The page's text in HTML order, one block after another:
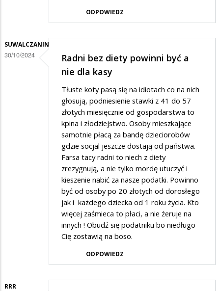
ODPOWIEDZ
SUWALCZANIN
30/10/2024
Radni bez diety powinni być a
nie dla kasy
Tłuste koty pasą się na idiotach co na nich
głosują, podniesienie stawki z 41 do 57
złotych miesięcznie od gospodarstwa to
kpina i złodziejstwo. Osoby mieszkające
samotnie płacą za bandę dzieciorobów
gdzie socjal jeszcze dostają od państwa.
Farsa tacy radni to niech z diety
zrezygnują, a nie tylko mordę utuczyć i
kieszenie nabić za nasze podatki. Powinno
być od osoby po 20 złotych od dorosłego
jak i każdego dziecka od 1 roku życia. Kto
więcej zaśmieca to płaci, a nie żeruje na
innych ! Obudź się podatniku bo niedługo
Cię zostawią na boso.
ODPOWIEDZ
RRR